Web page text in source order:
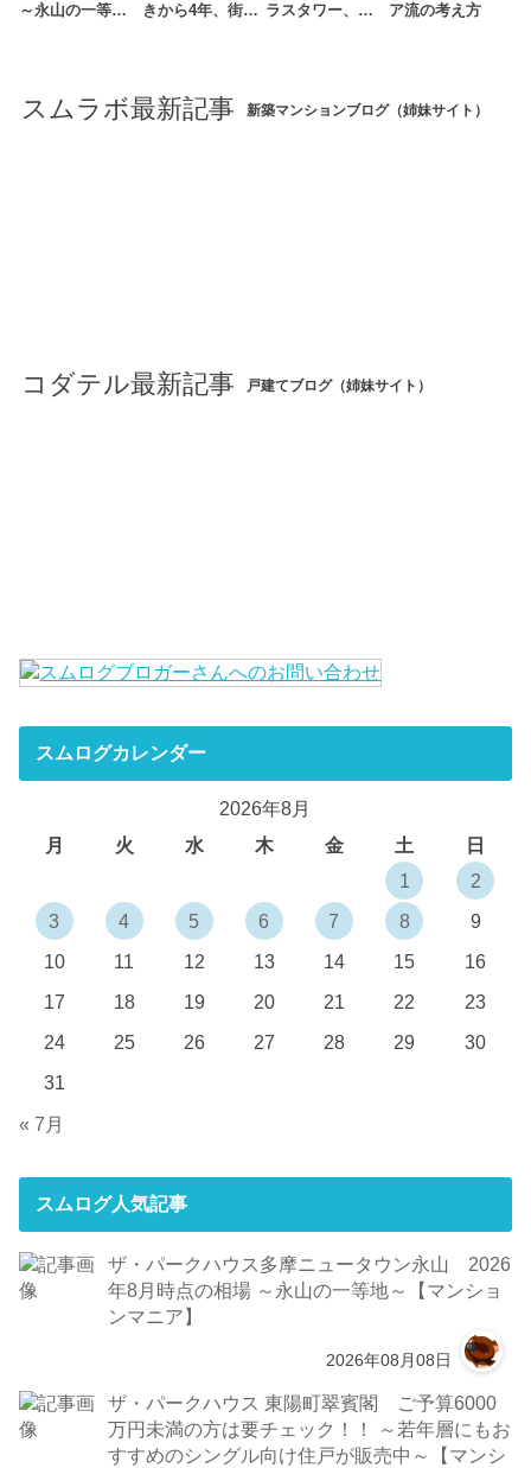
～永山の一等…
きから4年、街… ラスタワー、…
ア流の考え方
スムラボ最新記事 新築マンションブログ（姉妹サイト）
コダテル最新記事 戸建てブログ（姉妹サイト）
スムログカレンダー
2026年8月
月
火 水 木 金 土
日
1
2
3
4 5 6 7 8
9
10
11 12 13 14 15
16
17
18 19 20 21 22
23
24
25 26 27 28 29
30
31
« 7月
スムログ人気記事
ザ・パークハウス多摩ニュータウン永山 2026
年8月時点の相場 ～永山の一等地～【マンショ
ンマニア】
2026年08月08日
ザ・パークハウス 東陽町翠賓閣 ご予算6000
万円未満の方は要チェック！！ ～若年層にもお
すすめのシングル向け住戸が販売中～【マンシ